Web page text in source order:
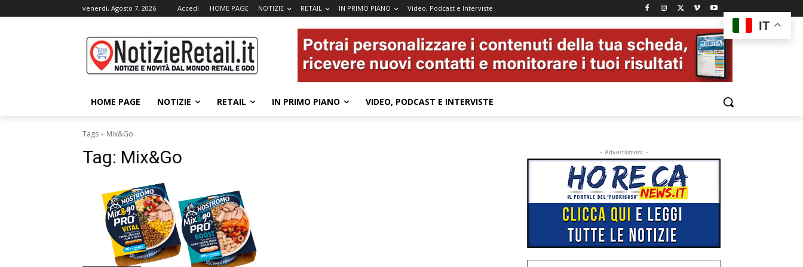
venerdì, Agosto 7, 2026 Accedi HOME PAGE NOTIZIE RETAIL IN PRIMO PIANO Video, Podcast e Interviste
HOME PAGE NOTIZIE RETAIL IN PRIMO PIANO VIDEO, PODCAST E INTERVISTE
Tags Mix&Go
Tag: Mix&Go - Advertisment -
IT